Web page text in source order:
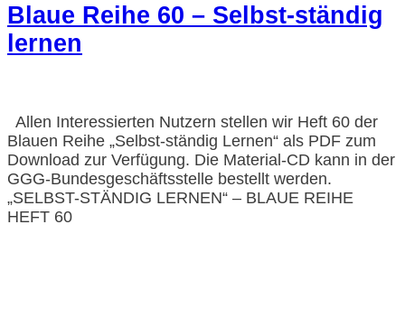
Blaue Reihe 60 – Selbst-ständig
lernen
Allen Interessierten Nutzern stellen wir Heft 60 der
Blauen Reihe „Selbst-ständig Lernen“ als PDF zum
Download zur Verfügung. Die Material-CD kann in der
GGG-Bundesgeschäftsstelle bestellt werden.
„SELBST-STÄNDIG LERNEN“ – BLAUE REIHE
HEFT 60